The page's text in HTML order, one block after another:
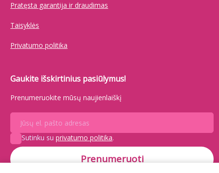
Pratęsta garantija ir draudimas
Taisyklės
Privatumo politika
Gaukite išskirtinius pasiūlymus!
Prenumeruokite mūsų naujienlaiškį
Sutinku suprivatumo politika.